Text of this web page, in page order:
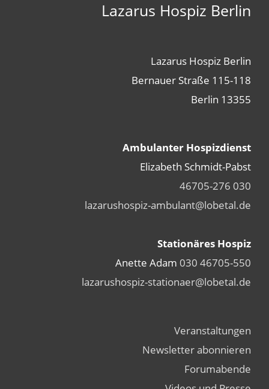
Lazarus Hospiz Berlin
Lazarus Hospiz Berlin
Bernauer Straße 115-118
13355 Berlin
Ambulanter Hospizdienst
Elizabeth Schmidt-Pabst
030 46705-276
lazarushospiz-ambulant@lobetal.de
Stationäres Hospiz
Anette Adam 030 46705-550
lazarushospiz-stationaer@lobetal.de
Veranstaltungen
Newsletter abonnieren
Forumabende